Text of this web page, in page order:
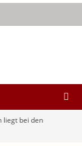
liegt bei den